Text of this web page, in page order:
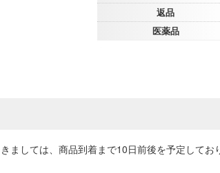
返品
医薬品
しては、商品到着まで10日前後を予定してお